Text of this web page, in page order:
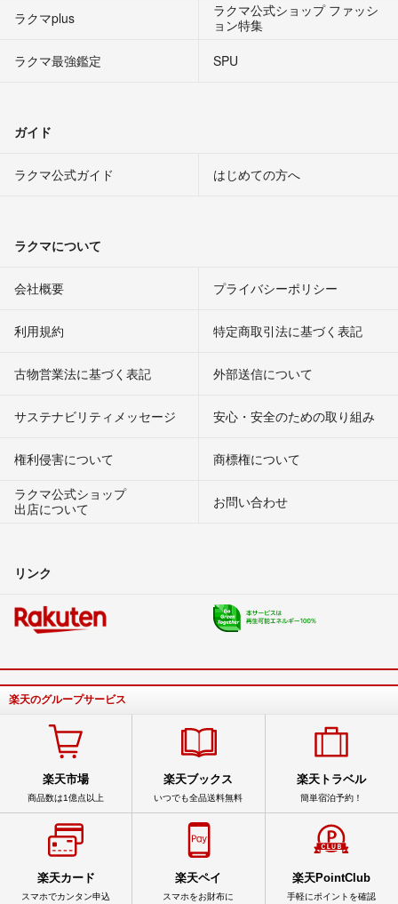
ラクマplus
ラクマ公式ショップ ファッシ
ョン特集
ラクマ最強鑑定
SPU
ガイド
ラクマ公式ガイド はじめての方へ
ラクマについて
会社概要 プライバシーポリシー
利用規約 特定商取引法に基づく表記
古物営業法に基づく表記 外部送信について
サステナビリティメッセージ 安心・安全のための取り組み
権利侵害について
商標権について
ラクマ公式ショップ
出店について
お問い合わせ
リンク
楽天のグループサービス
楽天市場
商品数は1億点以上
楽天ブックス
いつでも全品送料無料
楽天トラベル
簡単宿泊予約！
楽天カード
スマホでカンタン申込
楽天ペイ
スマホをお財布に
楽天PointClub
手軽にポイントを確認